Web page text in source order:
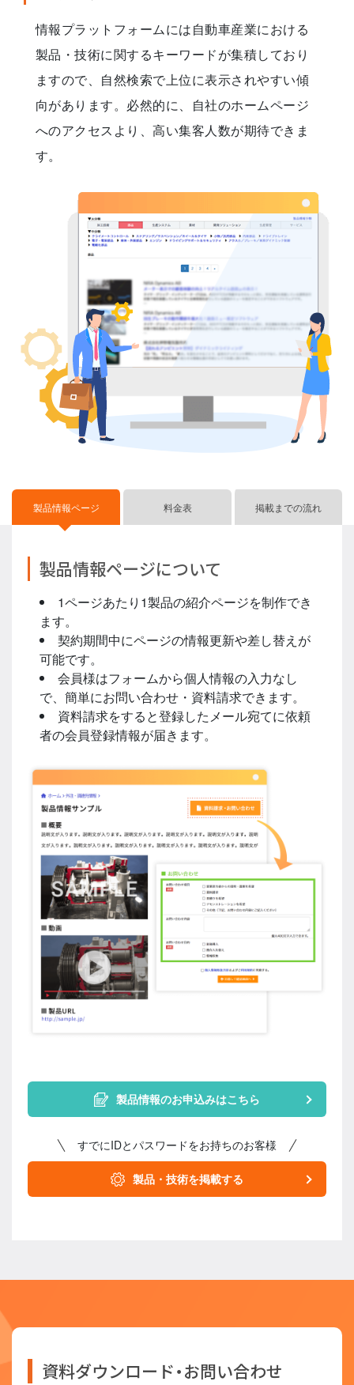
情報プラットフォームには自動車産業における
製品・技術に関するキーワードが集積しており
ますので、自然検索で上位に表示されやすい傾
向があります。必然的に、 自社のホームページ
へのアクセスより、高い集客人数が期待できま
す。
製品情報ページ 料金表 掲載までの流れ
製品情報ページについて
1ページあたり1製品の紹介ページを制作でき
ます。
契約期間中にページの情報更新や差し替えが
可能です。
会員様はフォームから個人情報の入力なし
で、簡単にお問い合わせ・資料請求できます。
資料請求をすると登録したメール宛てに依頼
者の会員登録情報が届きます。
製品情報のお申込みはこちら
すでにIDとパスワードをお持ちのお客様
製品・技術を掲載する
資料ダウンロード・お問い合わせ